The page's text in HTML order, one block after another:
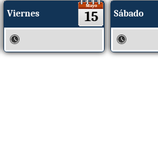
Viernes
Mayo
15 Sábado